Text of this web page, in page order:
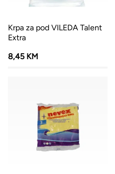
Krpa za pod VILEDA Talent
Extra
8,45 KM